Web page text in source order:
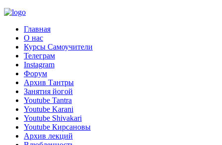
Главная
О нас
Курсы Самоучители
Телеграм
Instagram
Форум
Архив Тантры
Занятия йогой
Youtube Tantra
Youtube Karani
Youtube Shivakari
Youtube Кирсановы
Архив лекций